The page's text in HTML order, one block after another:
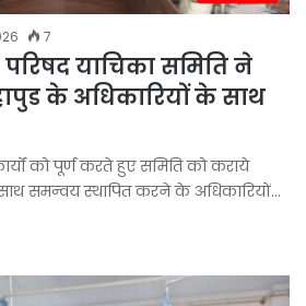
7
परिषद याचिका समिति ने
के अधिकारियों के साथ
को पूर्ण करते हुए समिति को कराये
समन्वय स्थापित करने के अधिकारियों…